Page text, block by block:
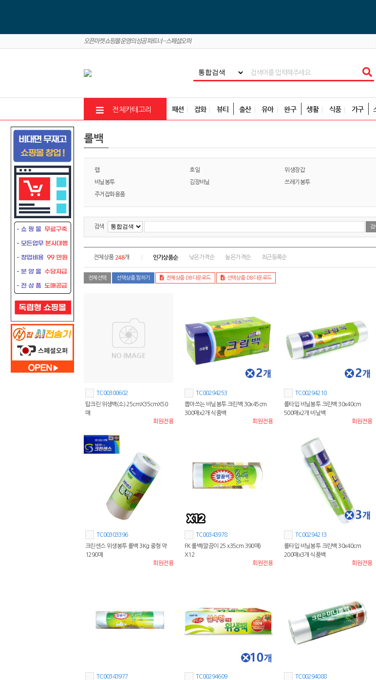
전체카테고리 패션 잡화 뷰티 출산 유아 완구 생활 식품 가구
롤백
랩 호일 위생장갑
비닐봉투 김장비닐 쓰레기봉투
주거잡화용품
검색
전체상품 248개 인기상품순 낮은가격순 높은가격순 최근등록순
전체선택 선택상품 찜하기 전체상품 DB다운로드 선택상품 DB다운로드
TC00300602
탑크린 위생백(소) 25cmX35cmX50
매
회원전용
TC00294253
뽑아쓰는 비닐봉투 크린백 30x45cm
300매x2개 식품백
회원전용
TC00294210
롤타입 비닐봉투 크린백 30x40cm
500매x2개 비닐백
회원전용
TC00303396
크린센스 위생봉투 롤백 3Kg 중형 약
1290매
회원전용
TC00343978
FK 롤백(깔끔이 25 x35cm 390매)
X12
회원전용
TC00294213
롤타입 비닐봉투 크린백 30x40cm
200매x3개 식품백
회원전용
TC00343977
TC00294609
TC00294088